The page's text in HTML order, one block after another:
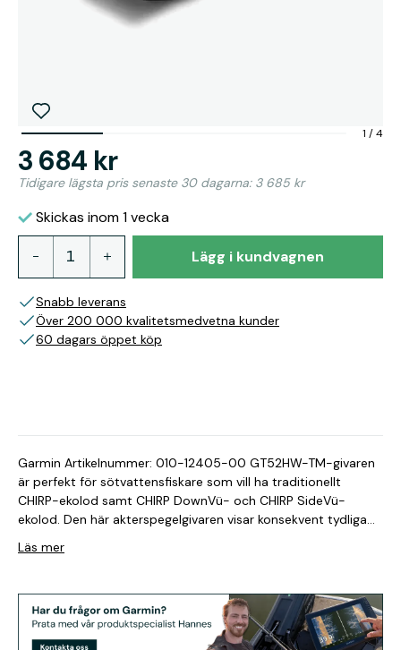
1 /4
3 684 kr
Tidigare lägsta pris senaste 30 dagarna: 3 685 kr
Skickas inom 1 vecka
Lägg i kundvagnen
Snabb leverans
Över 200 000 kvalitetsmedvetna kunder
60 dagars öppet köp
Garmin Artikelnummer: 010-12405-00 GT52HW-TM-givaren
är perfekt för sötvattensfiskare som vill ha traditionellt
CHIRP-ekolod samt CHIRP DownVü- och CHIRP SideVü-
ekolod. Den här akterspegelgivaren visar konsekvent tydliga
tydlig definition av strukturer under och på sidan av båten.
ekolod (150–240 kHz) och en effekt på 250 W. CHIRP
DownVü- och CHIRP SideVü-elementen (455/800 kHz) har
en effekt på 350 W vardera (1 050 W totalt). GT52HW-TM är
Läs mer